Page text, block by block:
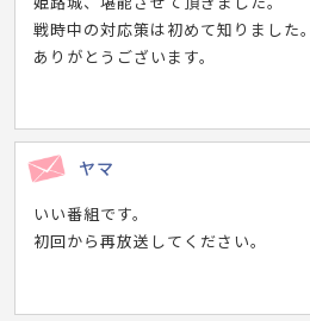
戦時中の対応策は初めて知りました。
ありがとうございます。
ヤマ
いい番組です。
初回から再放送してください。